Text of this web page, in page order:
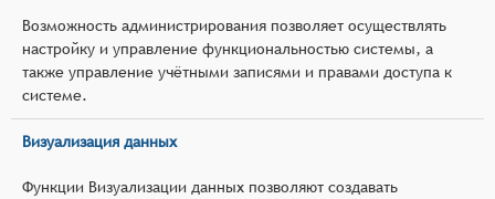
Возможность администрирования позволяет осуществлять
настройку и управление функциональностью системы, а
также управление учётными записями и правами доступа к
системе.
Визуализация данных
Функции Визуализации данных позволяют создавать